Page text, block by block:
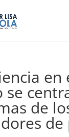
en
se
de
de